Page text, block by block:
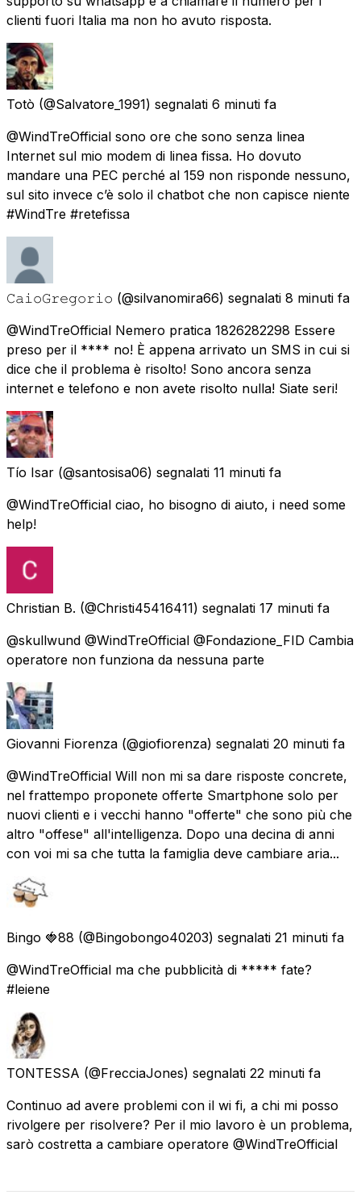
clienti fuori Italia ma non ho avuto risposta.
Totò (@Salvatore_1991) segnalati 6 minuti fa
@WindTreOfficial sono ore che sono senza linea
Internet sul mio modem di linea fissa. Ho dovuto
mandare una PEC perché al 159 non risponde nessuno,
sul sito invece c’è solo il chatbot che non capisce niente
#WindTre #retefissa
𝙲𝚊𝚒𝚘𝙶𝚛𝚎𝚐𝚘𝚛𝚒𝚘 (@silvanomira66) segnalati 8 minuti fa
@WindTreOfficial Nemero pratica 1826282298 Essere
preso per il **** no! È appena arrivato un SMS in cui si
dice che il problema è risolto! Sono ancora senza
internet e telefono e non avete risolto nulla! Siate seri!
Tío Isar (@santosisa06) segnalati 11 minuti fa
@WindTreOfficial ciao, ho bisogno di aiuto, i need some
help!
Christian B. (@Christi45416411) segnalati 17 minuti fa
@skullwund @WindTreOfficial @Fondazione_FID Cambia
operatore non funziona da nessuna parte
Giovanni Fiorenza (@giofiorenza) segnalati 20 minuti fa
@WindTreOfficial Will non mi sa dare risposte concrete,
nel frattempo proponete offerte Smartphone solo per
nuovi clienti e i vecchi hanno "offerte" che sono più che
altro "offese" all'intelligenza. Dopo una decina di anni
con voi mi sa che tutta la famiglia deve cambiare aria...
Bingo 🍓88 (@Bingobongo40203) segnalati 21 minuti fa
@WindTreOfficial ma che pubblicità di ***** fate?
#leiene
TONTESSA (@FrecciaJones) segnalati 22 minuti fa
Continuo ad avere problemi con il wi fi, a chi mi posso
rivolgere per risolvere? Per il mio lavoro è un problema,
sarò costretta a cambiare operatore @WindTreOfficial